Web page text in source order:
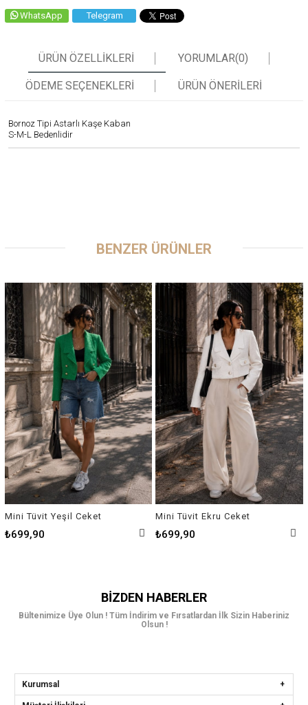
WhatsApp Telegram
ÜRÜN ÖZELLIKLERI YORUMLAR(0)
ÖDEME SEÇENEKLERI ÜRÜN ÖNERILERI
Bornoz Tipi Astarlı Kaşe Kaban
S-M-L Bedenlidir
BENZER ÜRÜNLER
Mini Tüvit Yeşil Ceket
₺699,90
Mini Tüvit Ekru Ceket
₺699,90
BIZDEN HABERLER
Bültenimize Üye Olun ! Tüm İndirim ve Fırsatlardan İlk Sizin Haberiniz
Olsun !
Kurumsal